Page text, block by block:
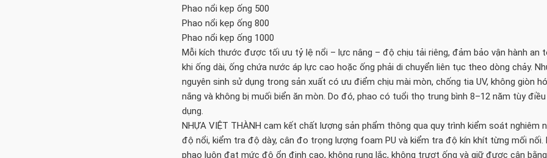
Phao nổi kẹp ống 500
Phao nổi kẹp ống 800
Phao nổi kẹp ống 1000
Mỗi kích thước được tối ưu tỷ lệ nổi – lực nâng – độ chịu tải riêng, đảm bảo vận hành an
khi ống dài, ống chứa nước áp lực cao hoặc ống phải di chuyển liên tục theo dòng chảy.
nguyên sinh sử dụng trong sản xuất có ưu điểm chịu mài mòn, chống tia UV, không giòn
nắng và không bị muối biển ăn mòn. Do đó, phao có tuổi thọ trung bình 8–12 năm tùy
dụng.
NHỰA VIỆT THÀNH cam kết chất lượng sản phẩm thông qua quy trình kiểm soát nghiêm
độ nổi, kiểm tra độ dày, cân đo trọng lượng foam PU và kiểm tra độ kín khít từng mối nối.
phao luôn đạt mức độ ổn định cao, không rung lắc, không trượt ống và giữ được cân